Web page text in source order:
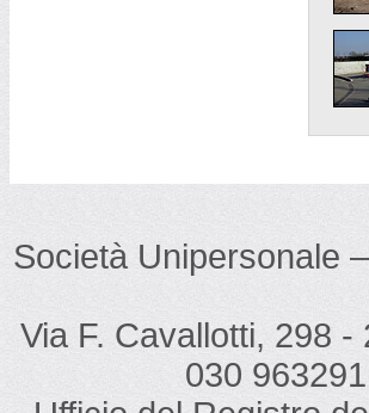
Società Unipersonale
Via F. Cavallotti, 298
030